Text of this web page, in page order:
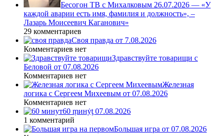
Бесогон ТВ с Михалковым 26.07.2026 — «У
каждой аварии есть имя, фамилия и должность», –
Лазарь Моисеевич Каганович»
29 комментариев
Своя правда от 7.08.2026
Комментариев нет
Здравствуйте товарищи с
Беловой от 07.08.2026
Комментариев нет
Железная
логика с Сергеем Михеевым от 07.08.2026
Комментариев нет
60 ṃинẏƫ 07.08.2026
1 комментарий
Большая игра от 07.08.2026